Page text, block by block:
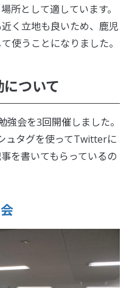
所として適しています。
く立地も良いため、鹿児
使うことになりました。
ついて
強会を3回開催しました。
ュタグを使ってTwitterに
を書いてもらっているの